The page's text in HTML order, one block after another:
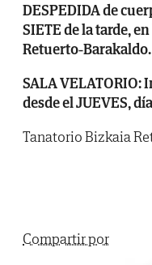
DESPEDIDA de
SIETE de la tarde,
Retuerto-Barakaldo.
SALA VELATORIO:
desde el JUEVES,
Tanatorio Bizkaia
Compartir por